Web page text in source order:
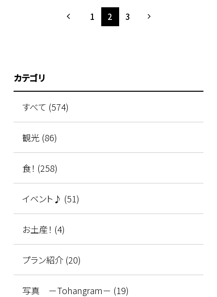
1 2 3
カテゴリ
すべて (574)
観光 (86)
食！ (258)
イベント♪ (51)
お土産！ (4)
プラン紹介 (20)
写真 －Tohangram－ (19)